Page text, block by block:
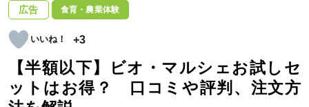
広告 食育・農業体験
+3
【半額以下】ビオ・マルシェお試しセ
ットはお得？ 口コミや評判、注文方